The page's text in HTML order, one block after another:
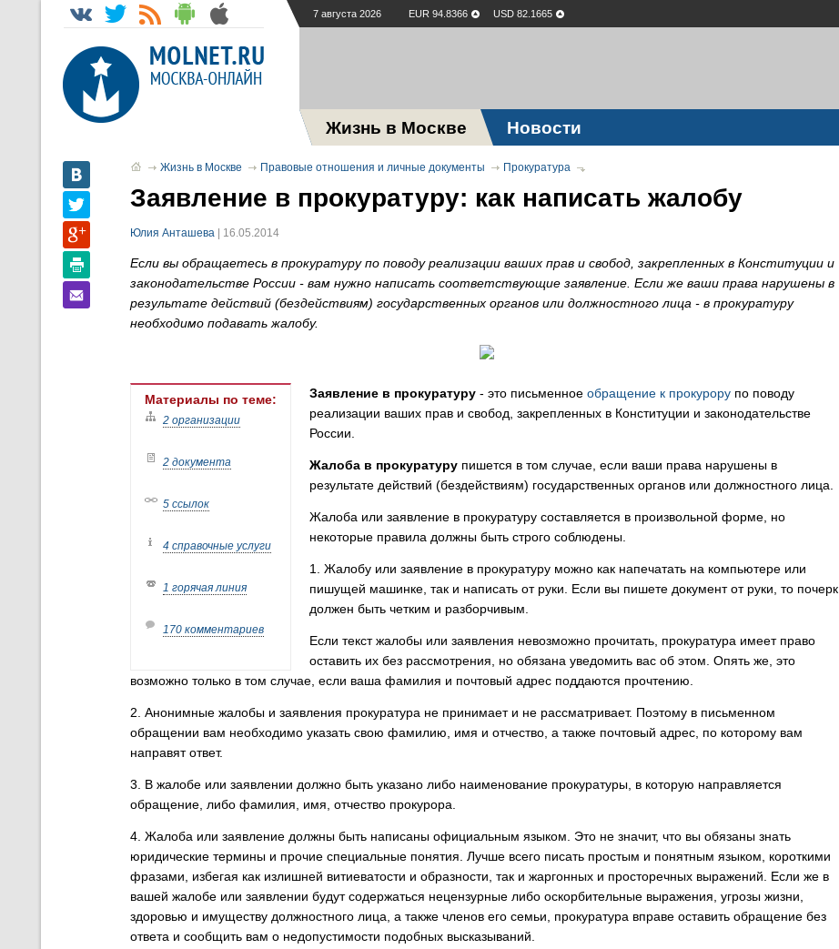
7 августа 2026 EUR 94.8366 USD 82.1665
Жизнь в Москве Новости
Жизнь в Москве Правовые отношения и личные документы Прокуратура
Заявление в прокуратуру: как написать жалобу
Юлия Анташева | 16.05.2014
Если вы обращаетесь в прокуратуру по поводу реализации ваших прав и свобод, закрепленных в Конституции и
законодательстве России - вам нужно написать соответствующие заявление. Если же ваши права нарушены в
результате действий (бездействиям) государственных органов или должностного лица - в прокуратуру
необходимо подавать жалобу.
Материалы по теме:
2 организации
2 документа
5 ссылок
4 справочные услуги
1 горячая линия
170 комментариев
Заявление в прокуратуру - это письменное обращение к прокурору по поводу
реализации ваших прав и свобод, закрепленных в Конституции и законодательстве
России.
Жалоба в прокуратуру пишется в том случае, если ваши права нарушены в
результате действий (бездействиям) государственных органов или должностного лица.
Жалоба или заявление в прокуратуру составляется в произвольной форме, но
некоторые правила должны быть строго соблюдены.
1. Жалобу или заявление в прокуратуру можно как напечатать на компьютере или
пишущей машинке, так и написать от руки. Если вы пишете документ от руки, то почерк
должен быть четким и разборчивым.
Если текст жалобы или заявления невозможно прочитать, прокуратура имеет право
оставить их без рассмотрения, но обязана уведомить вас об этом. Опять же, это
возможно только в том случае, если ваша фамилия и почтовый адрес поддаются прочтению.
2. Анонимные жалобы и заявления прокуратура не принимает и не рассматривает. Поэтому в письменном
обращении вам необходимо указать свою фамилию, имя и отчество, а также почтовый адрес, по которому вам
направят ответ.
3. В жалобе или заявлении должно быть указано либо наименование прокуратуры, в которую направляется
обращение, либо фамилия, имя, отчество прокурора.
4. Жалоба или заявление должны быть написаны официальным языком. Это не значит, что вы обязаны знать
юридические термины и прочие специальные понятия. Лучше всего писать простым и понятным языком, короткими
фразами, избегая как излишней витиеватости и образности, так и жаргонных и просторечных выражений. Если же в
вашей жалобе или заявлении будут содержаться нецензурные либо оскорбительные выражения, угрозы жизни,
здоровью и имуществу должностного лица, а также членов его семьи, прокуратура вправе оставить обращение без
ответа и сообщить вам о недопустимости подобных высказываний.